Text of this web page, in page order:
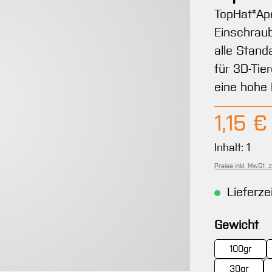
alle
für 3D-
eine
Regulärer
1,15 €
Inhalt:1
Preise inkl. MwSt.
Gewicht
100gr
30gr